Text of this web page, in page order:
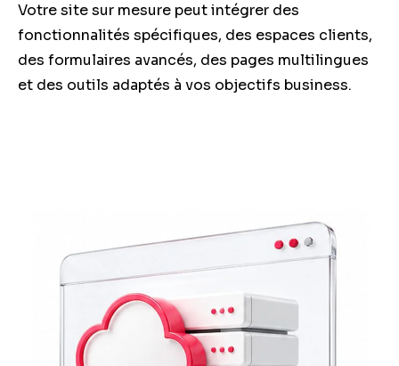
Votre site sur mesure peut intégrer des
fonctionnalités spécifiques, des espaces clients,
des formulaires avancés, des pages multilingues
et des outils adaptés à vos objectifs business.